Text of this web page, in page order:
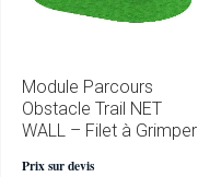
Module Parcours
Obstacle Trail NET
WALL – Filet à Grimper
Prix sur devis